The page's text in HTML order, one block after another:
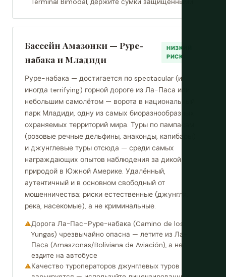
Terminal Bimodal, держите сумки защищёнными
Бассейн Амазонки — Руре-
набака и Младиди
НИЗКИЙ
РИСК
Руре-набака — достигается по spectacular (и
иногда terrifying) горной дороге из Ла-Паса или
небольшим самолётом — ворота в национальный
парк Младиди, одну из самых биоразнообразных
охраняемых территорий мира. Туры по пампасам
(розовые речные дельфины, анаконды, капибары)
и джунглевые туры отсюда — среди самых
награждающих опытов наблюдения за дикой
природой в Южной Америке. Удалённый,
аутентичный и в основном свободный от
мошенничества; риски естественные (джунгли,
река, насекомые), а не криминальные.
Дорога Ла-Пас–Руре-набака (Camino de los
Yungas) чрезвычайно опасна — летите из Ла-
Паса (Amaszonas/Boliviana de Aviación), а не
ездите на автобусе
Качество туроператоров джунглевых туров